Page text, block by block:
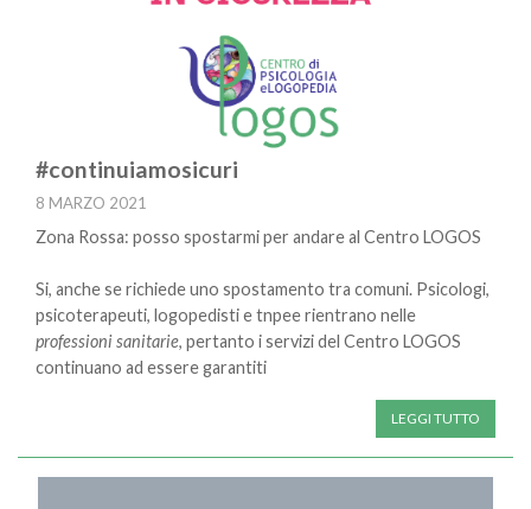
#continuiamosicuri
8 MARZO 2021
Zona Rossa: posso spostarmi per andare al Centro LOGOS
Si, anche se richiede uno spostamento tra comuni. Psicologi,
psicoterapeuti, logopedisti e tnpee rientrano nelle
professioni sanitarie, pertanto i servizi del Centro LOGOS
continuano ad essere garantiti
LEGGI TUTTO